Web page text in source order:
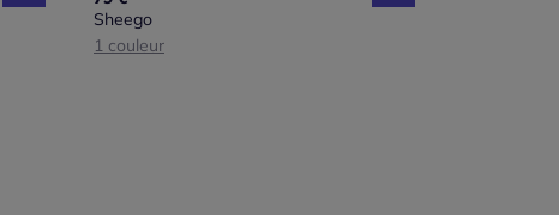
Sheego
1 couleur